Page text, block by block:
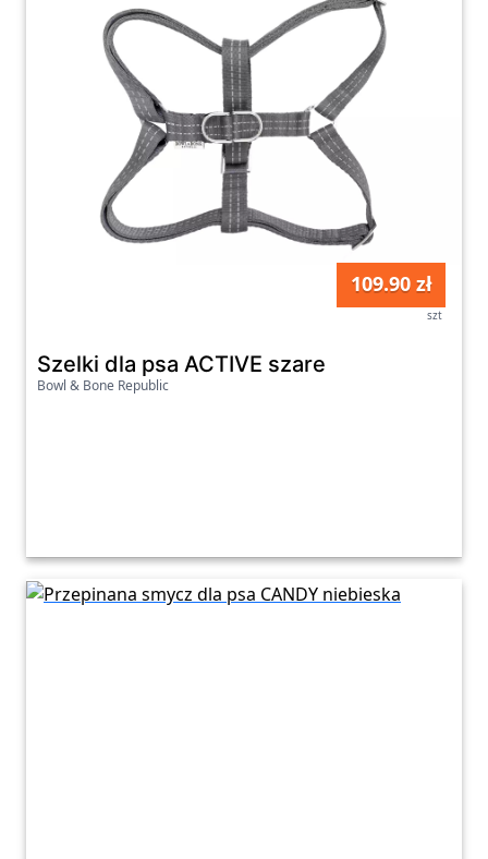
sklepu internetowego.
109.90 zł
szt
Szelki dla psa ACTIVE szare
Bowl & Bone Republic